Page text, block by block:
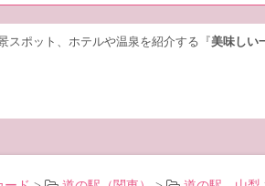
埼玉県のマンホール
茨城県のマンホール
栃木県のマンホール
宮城県のマンホール
駅 埼玉
駅 茨城
駅 群馬
駅 静岡
駅 宮城
スポット、ホテルや温泉を紹介する『 美味しい